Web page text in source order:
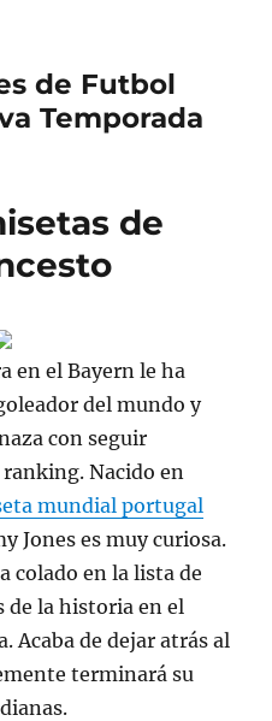
de Futbol
Temporada
de
en el Bayern le ha
del mundo y
con seguir
Nacido en
mundial portugal
Jones es muy curiosa.
colado en la lista de
de la historia en el
Acaba de dejar atrás al
terminará su